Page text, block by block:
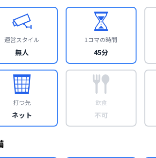
運営スタイル
無人
1コマの時間
45分
打つ先
ネット
飲食
不可